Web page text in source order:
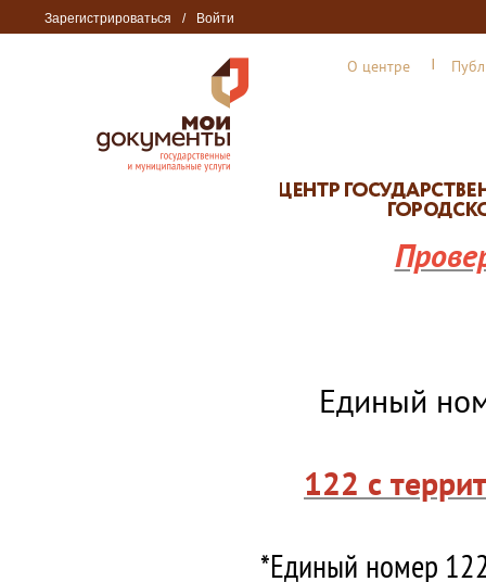
Зарегистрироваться / Войти
О центре
Единый
122 с
*Единый номер